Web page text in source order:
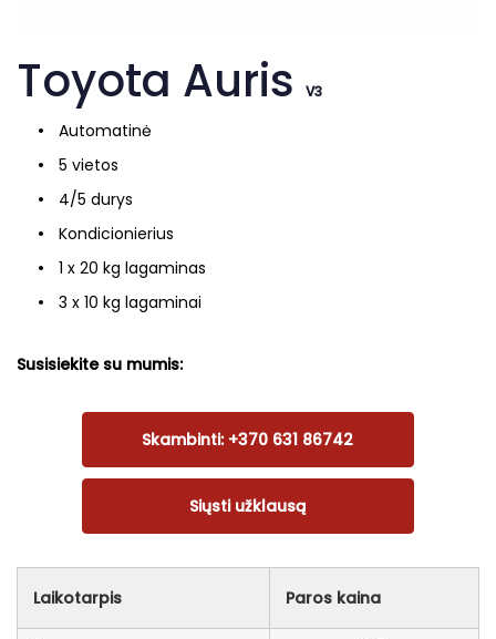
Toyota Auris V3
Automatinė
5 vietos
4/5 durys
Kondicionierius
1 x 20 kg lagaminas
3 x 10 kg lagaminai
Susisiekite su mumis:
Skambinti: +370 631 86742
Siųsti užklausą
Laikotarpis Paros kaina